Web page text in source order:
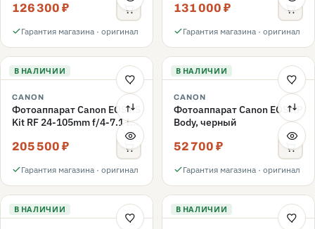
126 300 ₽
Гарантия магазина · оригинал
131 000 ₽
Гарантия магазина · оригинал
В НАЛИЧИИ
CANON
Фотоаппарат Canon EOS R5
Kit RF 24-105mm f/4-7.1 IS
205 500 ₽
Гарантия магазина · оригинал
В НАЛИЧИИ
CANON
Фотоаппарат Canon EOS RP
Body, черный
52 700 ₽
Гарантия магазина · оригинал
В НАЛИЧИИ В НАЛИЧИИ